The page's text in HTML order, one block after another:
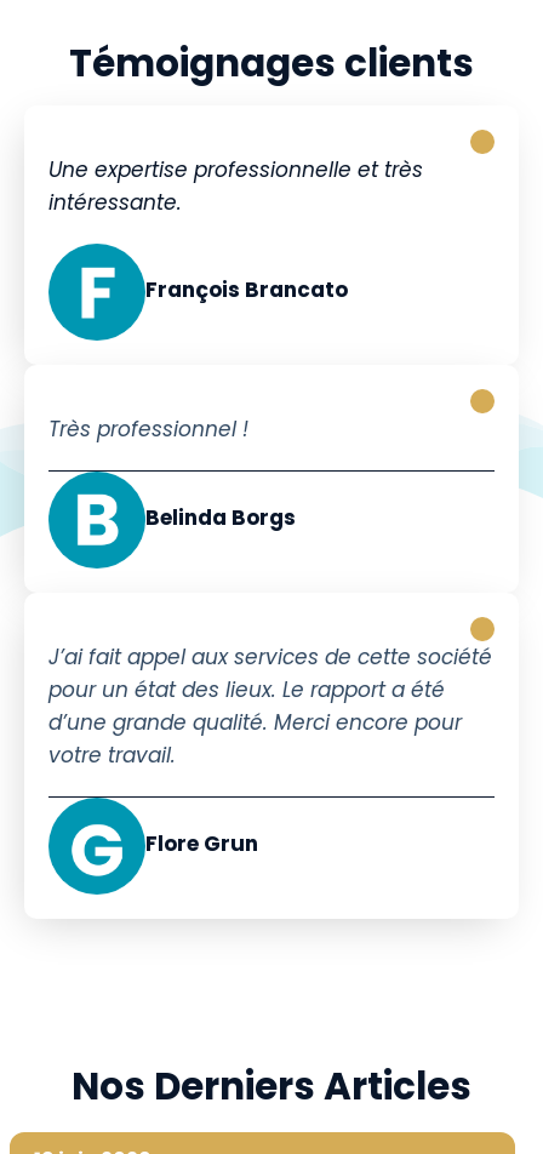
Témoignages clients
Une expertise professionnelle et très
intéressante.
François Brancato
Très professionnel !
Belinda Borgs
J’ai fait appel aux services de cette société
pour un état des lieux. Le rapport a été
d’une grande qualité. Merci encore pour
votre travail.
Flore Grun
Nos Derniers Articles